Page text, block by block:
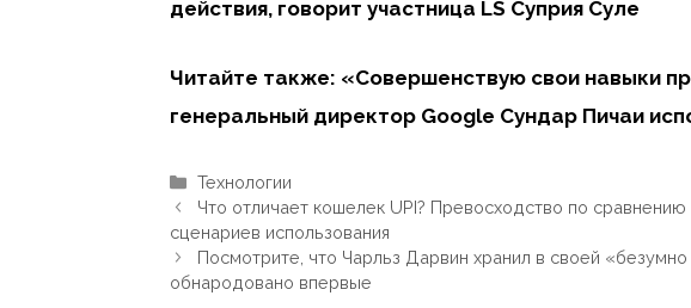
действия, говорит участница LS Суприя Суле
Читайте также: «Совершенствую свои навыки
генеральный директор Google Сундар Пичаи
Рубрики
Технологии
Что отличает кошелек UPI? Превосходство по
сценариев использования
Посмотрите, что Чарльз Дарвин хранил в своей «безумно
обнародовано впервые